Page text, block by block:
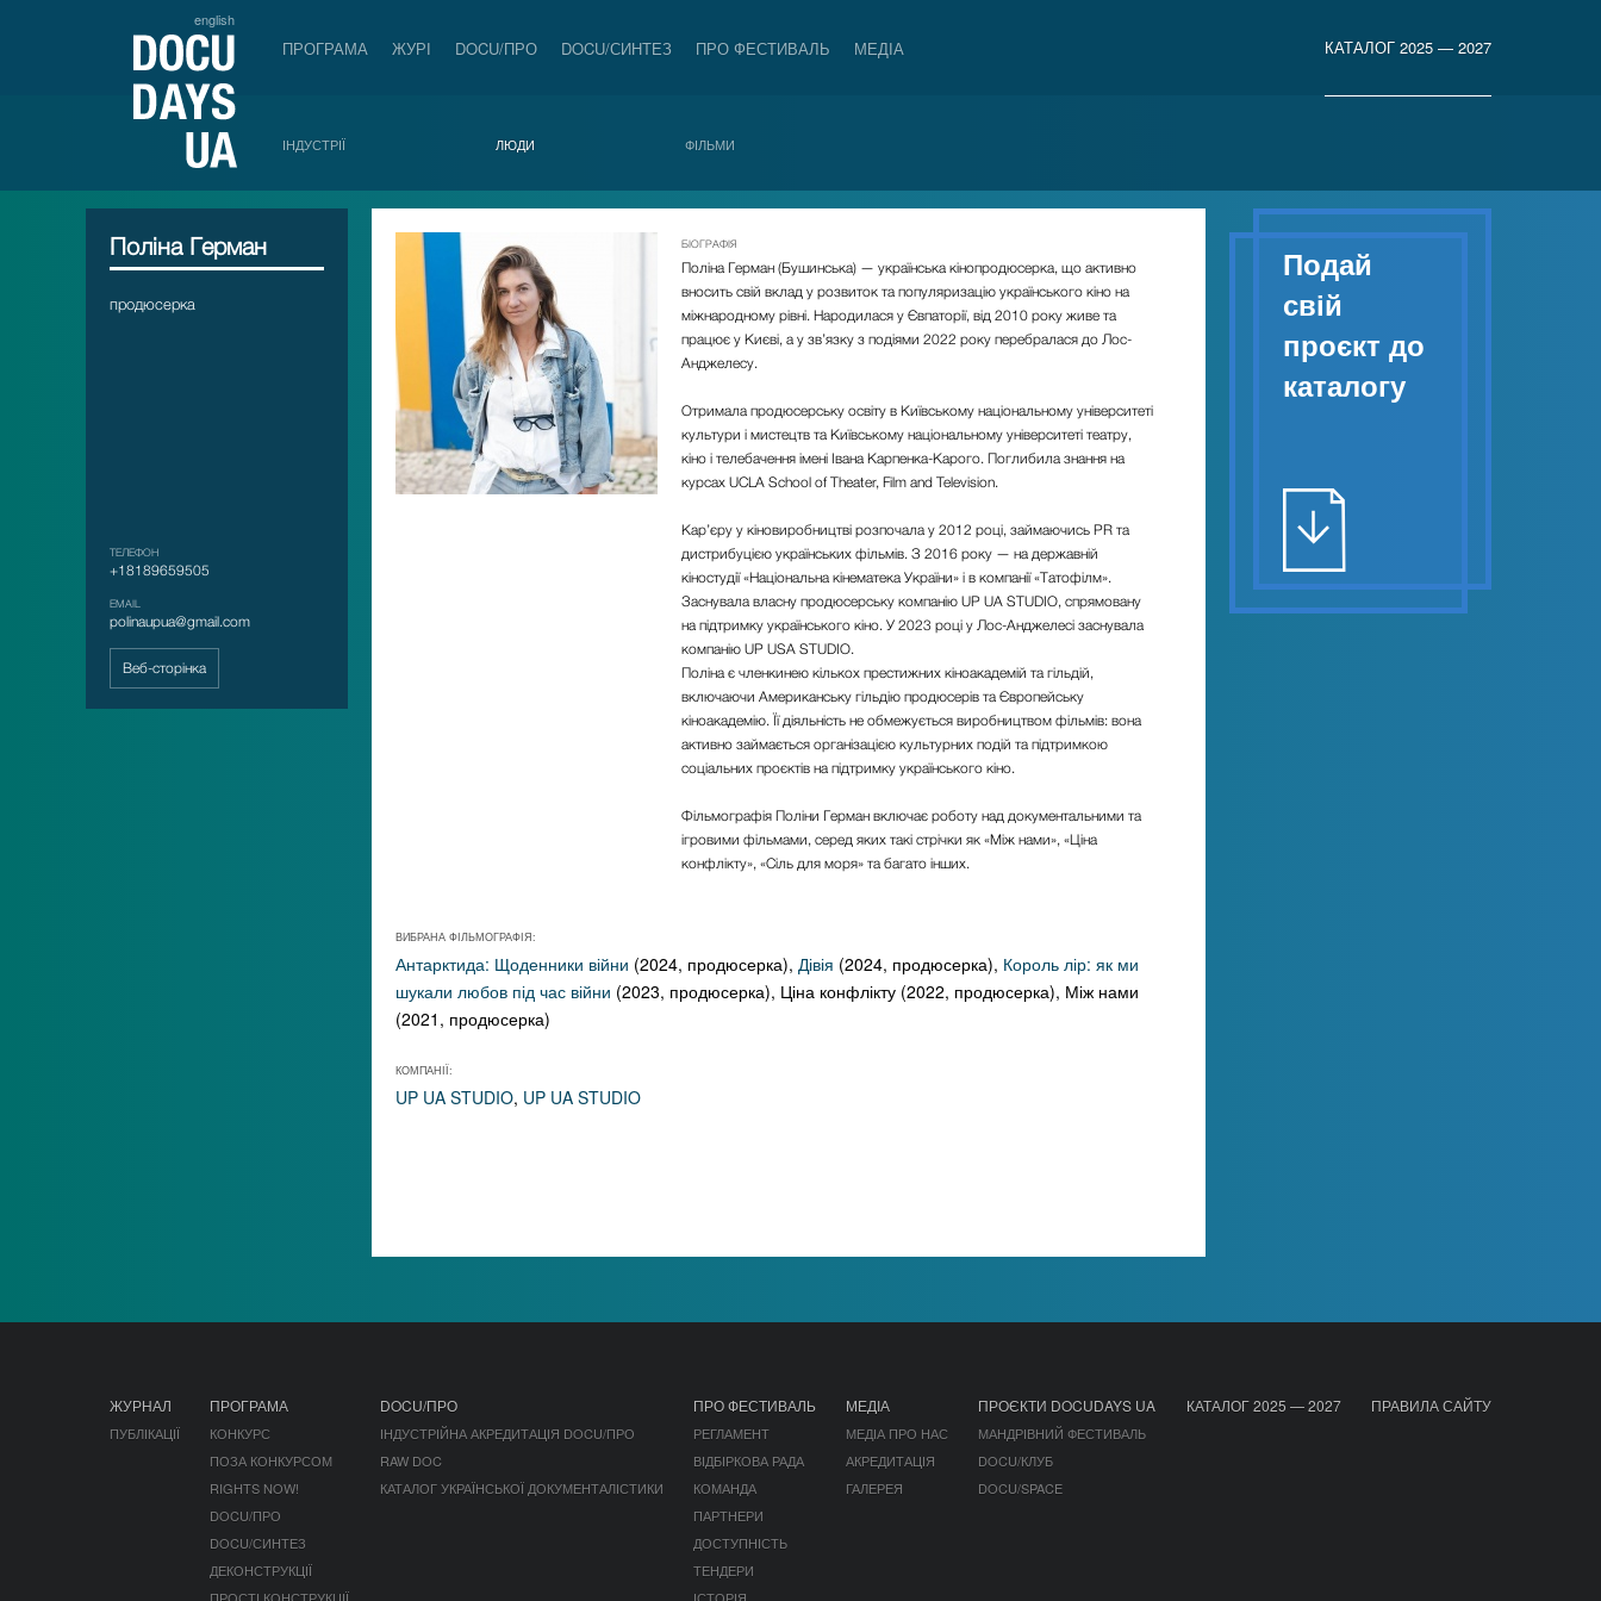
english
ПРОГРАМА ЖУРІ DOCU/ПРО DOCU/СИНТЕЗ ПРО ФЕСТИВАЛЬ МЕДІА КАТАЛОГ 2025 — 2027
ІНДУСТРІЇ ЛЮДИ ФІЛЬМИ
Поліна Герман
продюсерка
ТЕЛЕФОН
+18189659505
EMAIL
polinaupua@gmail.com
Веб-сторінка
БІОГРАФІЯ
Поліна Герман (Бушинська) — українська кінопродюсерка, що активно
вносить свій вклад у розвиток та популяризацію українського кіно на
міжнародному рівні. Народилася у Євпаторії, від 2010 року живе та
працює у Києві, а у зв’язку з подіями 2022 року перебралася до Лос-
Анджелесу.
Отримала продюсерську освіту в Київському національному університеті
культури і мистецтв та Київському національному університеті театру,
кіно і телебачення імені Івана Карпенка-Карого. Поглибила знання на
курсах UCLA School of Theater, Film and Television.
Кар’єру у кіновиробництві розпочала у 2012 році, займаючись PR та
дистрибуцією українських фільмів. З 2016 року — на державній
кіностудії«Національна кінематека України» і в компанії«Татофілм».
Заснувала власну продюсерську компанію UP UA STUDIO, спрямовану
на підтримку українського кіно. У 2023 році у Лос-Анджелесі заснувала
компанію UP USA STUDIO.
Поліна є членкинею кількох престижних кіноакадемій та гільдій,
включаючи Американську гільдію продюсерів та Європейську
кіноакадемію. Її діяльність не обмежується виробництвом фільмів: вона
активно займається організацією культурних подій та підтримкою
соціальних проєктів на підтримку українського кіно.
Фільмографія Поліни Герман включає роботу над документальними та
ігровими фільмами, серед яких такі стрічки як «Між нами», «Ціна
конфлікту», «Сіль для моря» та багато інших.
ВИБРАНА ФІЛЬМОГРАФІЯ:
Антарктида: Щоденники війни (2024, продюсерка), Дівія (2024, продюсерка), Король лір: як ми
шукали любов під час війни (2023, продюсерка), Ціна конфлікту (2022, продюсерка), Між нами
(2021, продюсерка)
КОМПАНІЇ:
UP UA STUDIO, UP UA STUDIO
Подай
свій
проєкт до
каталогу
ЖУРНАЛ
ПУБЛІКАЦІЇ
ПРОГРАМА
КОНКУРС
ПОЗА КОНКУРСОМ
RIGHTS NOW!
DOCU/ПРО
DOCU/СИНТЕЗ
ДЕКОНСТРУКЦІЇ
DOCU/ПРО
ІНДУСТРІЙНА АКРЕДИТАЦІЯ DOCU/ПРО
RAW DOC
КАТАЛОГ УКРАЇНСЬКОЇ ДОКУМЕНТАЛІСТИКИ
ПРО ФЕСТИВАЛЬ
РЕГЛАМЕНТ
ВІДБІРКОВА РАДА
КОМАНДА
ПАРТНЕРИ
ДОСТУПНІСТЬ
ТЕНДЕРИ
МЕДІА
МЕДІА ПРО НАС
АКРЕДИТАЦІЯ
ГАЛЕРЕЯ
ПРОЄКТИ DOCUDAYS UA
МАНДРІВНИЙ ФЕСТИВАЛЬ
DOCU/КЛУБ
DOCU/SPACE
КАТАЛОГ 2025 — 2027 ПРАВИЛА САЙТУ